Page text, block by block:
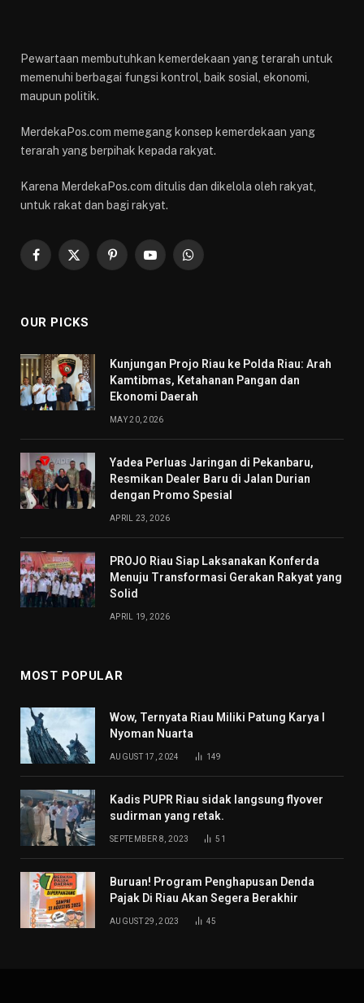
Pewartaan membutuhkan kemerdekaan yang terarah untuk
memenuhi berbagai fungsi kontrol, baik sosial, ekonomi,
maupun politik.
MerdekaPos.com memegang konsep kemerdekaan yang
terarah yang berpihak kepada rakyat.
Karena MerdekaPos.com ditulis dan dikelola oleh rakyat,
untuk rakat dan bagi rakyat.
Facebook
X
PinterestYouTubeWhatsApp
OUR PICKS
Kunjungan Projo Riau ke Polda Riau: Arah
Kamtibmas, Ketahanan Pangan dan
Ekonomi Daerah
MAY 20, 2026
Yadea Perluas Jaringan di Pekanbaru,
Resmikan Dealer Baru di Jalan Durian
dengan Promo Spesial
APRIL 23, 2026
PROJO Riau Siap Laksanakan Konferda
Menuju Transformasi Gerakan Rakyat yang
Solid
APRIL 19, 2026
MOST POPULAR
Wow, Ternyata Riau Miliki Patung Karya I
Nyoman Nuarta
AUGUST 17, 2024 149
Kadis PUPR Riau sidak langsung flyover
sudirman yang retak.
SEPTEMBER 8, 2023 51
Buruan! Program Penghapusan Denda
Pajak Di Riau Akan Segera Berakhir
AUGUST 29, 2023 45